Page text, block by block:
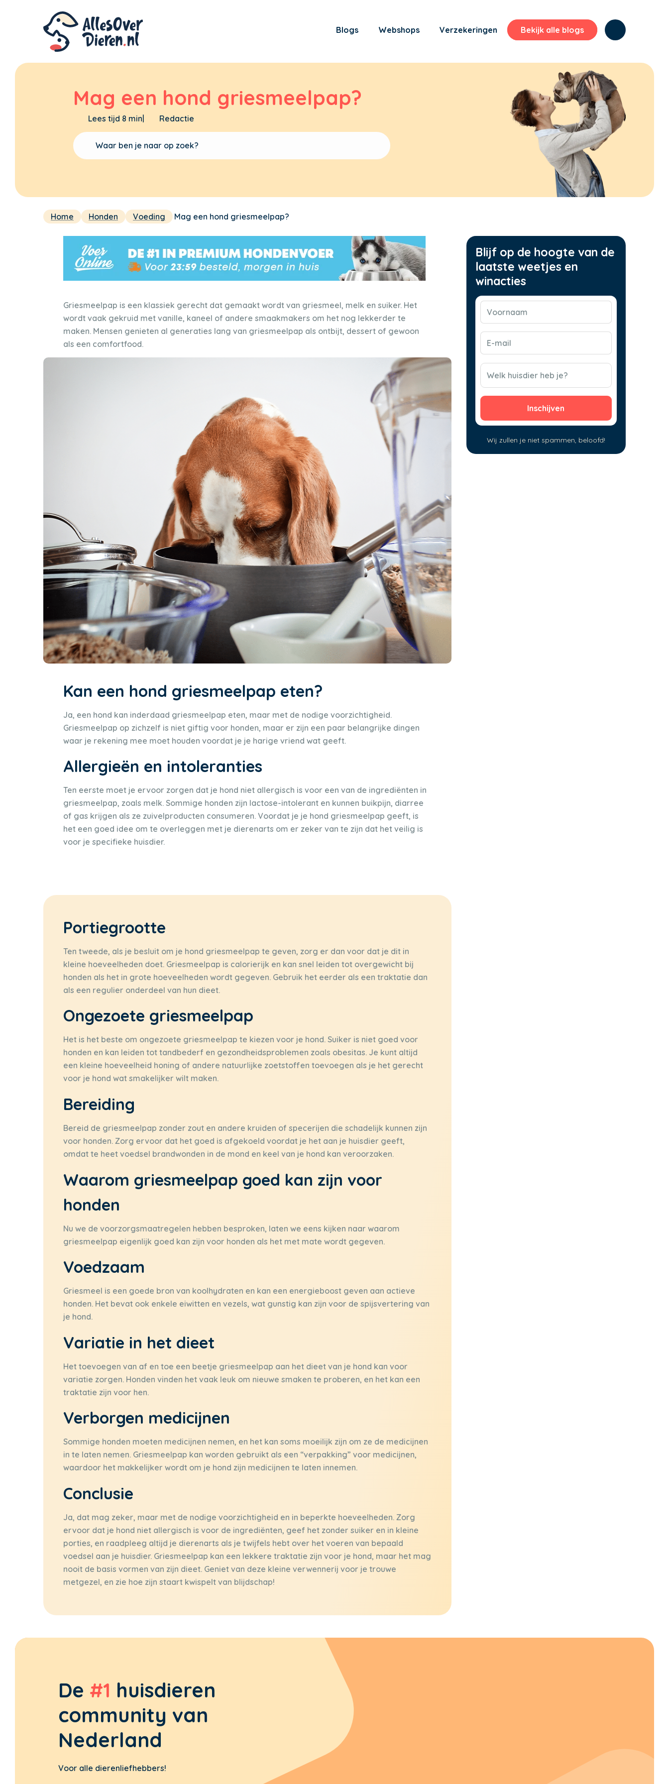
Blogs Webshops Verzekeringen Bekijk alle blogs
Mag een hond griesmeelpap?
Lees tijd 8 min| Redactie
Home Honden Voeding Mag een hond griesmeelpap?
Griesmeelpap is een klassiek gerecht dat gemaakt wordt van griesmeel, melk en suiker. Het
wordt vaak gekruid met vanille, kaneel of andere smaakmakers om het nog lekkerder te
maken. Mensen genieten al generaties lang van griesmeelpap als ontbijt, dessert of gewoon
als een comfortfood.
Kan een hond griesmeelpap eten?
Ja, een hond kan inderdaad griesmeelpap eten, maar met de nodige voorzichtigheid.
Griesmeelpap op zichzelf is niet giftig voor honden, maar er zijn een paar belangrijke dingen
waar je rekening mee moet houden voordat je je harige vriend wat geeft.
Allergieën en intoleranties
Ten eerste moet je ervoor zorgen dat je hond niet allergisch is voor een van de ingrediënten in
griesmeelpap, zoals melk. Sommige honden zijn lactose-intolerant en kunnen buikpijn, diarree
of gas krijgen als ze zuivelproducten consumeren. Voordat je je hond griesmeelpap geeft, is
het een goed idee om te overleggen met je dierenarts om er zeker van te zijn dat het veilig is
voor je specifieke huisdier.
Portiegrootte
Ten tweede, als je besluit om je hond griesmeelpap te geven, zorg er dan voor dat je dit in
kleine hoeveelheden doet. Griesmeelpap is calorierijk en kan snel leiden tot overgewicht bij
honden als het in grote hoeveelheden wordt gegeven. Gebruik het eerder als een traktatie dan
als een regulier onderdeel van hun dieet.
Ongezoete griesmeelpap
Het is het beste om ongezoete griesmeelpap te kiezen voor je hond. Suiker is niet goed voor
honden en kan leiden tot tandbederf en gezondheidsproblemen zoals obesitas. Je kunt altijd
een kleine hoeveelheid honing of andere natuurlijke zoetstoffen toevoegen als je het gerecht
voor je hond wat smakelijker wilt maken.
Bereiding
Bereid de griesmeelpap zonder zout en andere kruiden of specerijen die schadelijk kunnen zijn
voor honden. Zorg ervoor dat het goed is afgekoeld voordat je het aan je huisdier geeft,
omdat te heet voedsel brandwonden in de mond en keel van je hond kan veroorzaken.
Waarom griesmeelpap goed kan zijn voor
honden
Nu we de voorzorgsmaatregelen hebben besproken, laten we eens kijken naar waarom
griesmeelpap eigenlijk goed kan zijn voor honden als het met mate wordt gegeven.
Voedzaam
Griesmeel is een goede bron van koolhydraten en kan een energieboost geven aan actieve
honden. Het bevat ook enkele eiwitten en vezels, wat gunstig kan zijn voor de spijsvertering van
je hond.
Variatie in het dieet
Het toevoegen van af en toe een beetje griesmeelpap aan het dieet van je hond kan voor
variatie zorgen. Honden vinden het vaak leuk om nieuwe smaken te proberen, en het kan een
traktatie zijn voor hen.
Verborgen medicijnen
Sommige honden moeten medicijnen nemen, en het kan soms moeilijk zijn om ze de medicijnen
in te laten nemen. Griesmeelpap kan worden gebruikt als een “verpakking” voor medicijnen,
waardoor het makkelijker wordt om je hond zijn medicijnen te laten innemen.
Conclusie
Ja, dat mag zeker, maar met de nodige voorzichtigheid en in beperkte hoeveelheden. Zorg
ervoor dat je hond niet allergisch is voor de ingrediënten, geef het zonder suiker en in kleine
porties, en raadpleeg altijd je dierenarts als je twijfels hebt over het voeren van bepaald
voedsel aan je huisdier. Griesmeelpap kan een lekkere traktatie zijn voor je hond, maar het mag
nooit de basis vormen van zijn dieet. Geniet van deze kleine verwennerij voor je trouwe
metgezel, en zie hoe zijn staart kwispelt van blijdschap!
Blijf op de hoogte van de
laatste weetjes en
winacties
Voornaam
E-
mail
CAPTCHA
Welk huisdier heb je?
Wij zullen je niet spammen, beloofd!
De #1 huisdieren
community van
Nederland
Voor alle dierenliefhebbers!